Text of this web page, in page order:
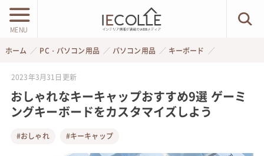
MENU
ホーム PC・パソコン用品 パソコン用品 キーボード
2023年3月31日 更新
おしゃれなキーキャップおすすめ9選 ゲーミ
ングキーボードをカスタマイズしよう
#おしゃれ #キーキャップ